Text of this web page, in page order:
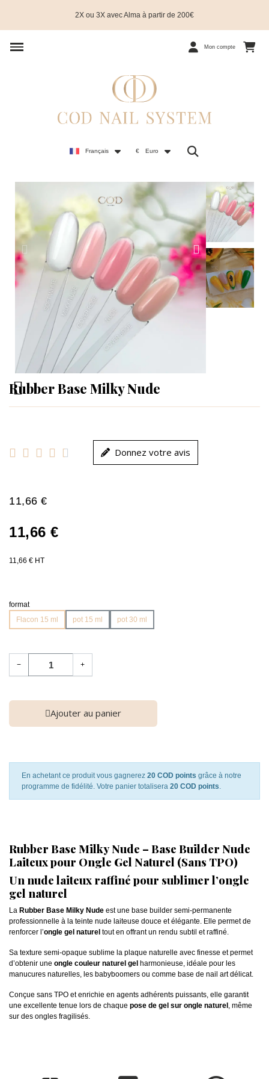
2X ou 3X avec Alma à partir de 200€
Mon compte
Français € Euro
Rubber Base Milky Nude
     Donnez votre avis
11,66 €
11,66 €
11,66 € HT
format
Flacon 15 ml
pot 15 ml pot 30 ml
− +
Ajouter au panier
En achetant ce produit vous gagnerez 20 COD points grâce à notre
programme de fidélité. Votre panier totalisera 20 COD points.
Rubber Base Milky Nude – Base Builder Nude
Laiteux pour Ongle Gel Naturel (Sans TPO)
Un nude laiteux raffiné pour sublimer l’ongle
gel naturel
La Rubber Base Milky Nude est une base builder semi-permanente
professionnelle à la teinte nude laiteuse douce et élégante. Elle permet de
renforcer l’ongle gel naturel tout en offrant un rendu subtil et raffiné.
Sa texture semi-opaque sublime la plaque naturelle avec finesse et permet
d’obtenir une ongle couleur naturel gel harmonieuse, idéale pour les
manucures naturelles, les babyboomers ou comme base de nail art délicat.
Conçue sans TPO et enrichie en agents adhérents puissants, elle garantit
une excellente tenue lors de chaque pose de gel sur ongle naturel , même
sur des ongles fragilisés.